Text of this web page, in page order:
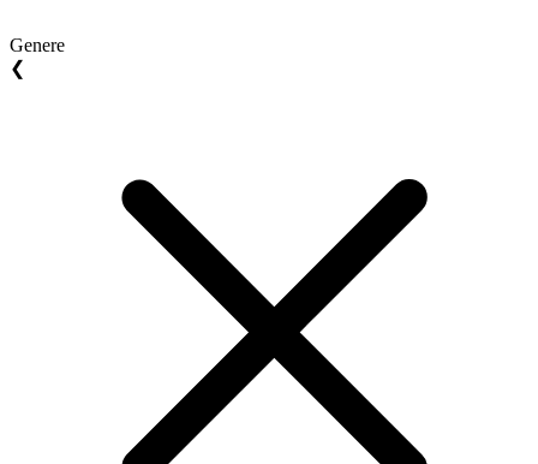
Genere
❮